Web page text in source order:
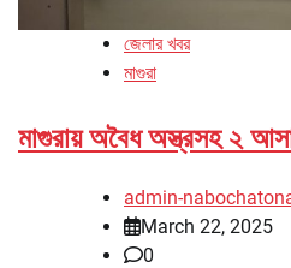
জেলার খবর
মাগুরা
মাগুরায় অবৈধ অস্ত্রসহ ২
admin-
March 22, 2025
0